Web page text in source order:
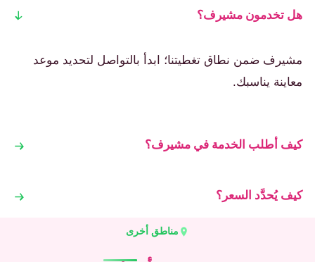
هل تخدمون مشيرف؟
مشيرف ضمن نطاق تغطيتنا؛ ابدأ بالتواصل لتحديد موعد
معاينة يناسبك.
كيف أطلب الخدمة في مشيرف؟
كيف يُحدَّد السعر؟
مناطق أخرى